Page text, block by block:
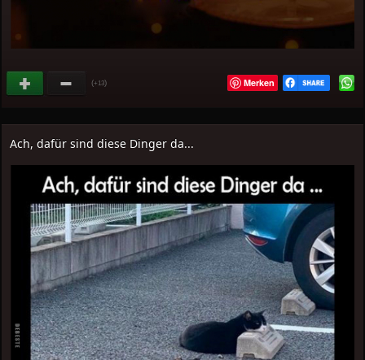
(+13) Merken
Ach, dafür sind diese Dinger da...